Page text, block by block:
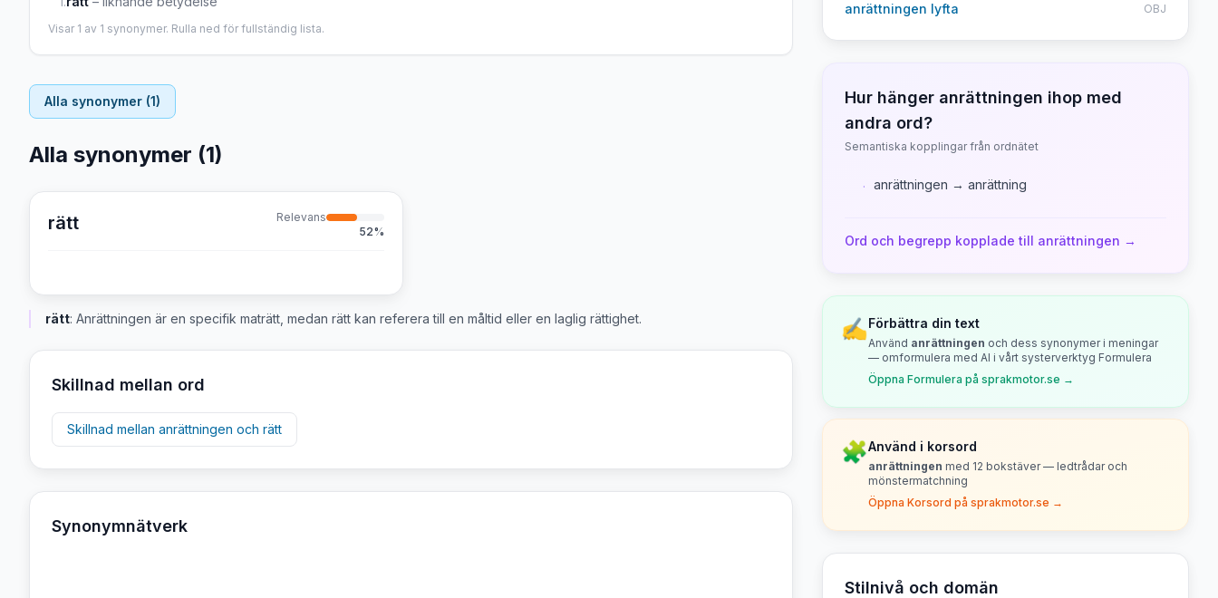
Visar 1 av 1 synonymer. Rulla ned för fullständig lista.
Alla synonymer (1)
Alla synonymer (1)
rätt
Relevans
52%
rätt: Anrättningen är en specifik maträtt, medan rätt kan referera till en måltid eller en laglig rättighet.
Skillnad mellan ord
Skillnad mellan anrättningen och rätt
Synonymnätverk
anrättningen lyfta OBJ
Hur hänger anrättningen ihop med
andra ord?
Semantiska kopplingar från ordnätet
· anrättningen → anrättning
Ord och begrepp kopplade till anrättningen →
✍️Förbättra din text
Använd anrättningen och dess synonymer i meningar
— omformulera med AI i vårt systerverktyg Formulera
Öppna Formulera på sprakmotor.se →
🧩Använd i korsord
anrättningen med 12 bokstäver — ledtrådar och
mönstermatchning
Öppna Korsord på sprakmotor.se →
Stilnivå och domän